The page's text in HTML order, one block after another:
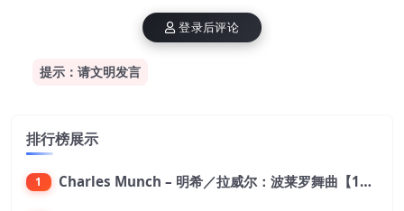
提示：请文明发言
登录后评论
排行榜展示
1 Charles Munch – 明希／拉威尔：波莱罗舞曲【176.4kHz／24bit】